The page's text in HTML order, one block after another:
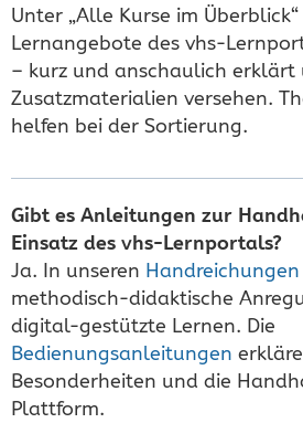
Unter „Alle Kurse im
Lernangebote des vhs-
– kurz und anschaulich erklärt
Zusatzmaterialien versehen.
helfen bei der Sortierung.
Gibt es Anleitungen zur
Einsatz des vhs-Lernportals?
Ja. In unseren Handreichungen
methodisch-didaktische
digital-gestützte Lernen. Die
Bedienungsanleitungen
Besonderheiten und die
Plattform.